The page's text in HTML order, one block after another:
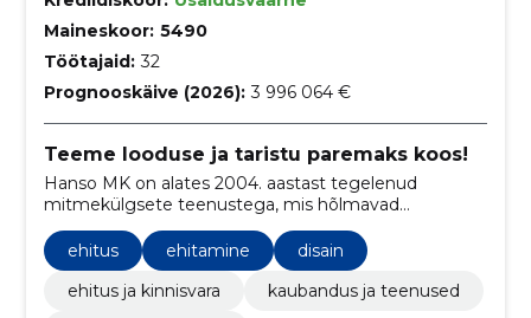
Maineskoor: 5490
Töötajaid: 32
Prognooskäive (2026): 3 996 064 €
Teeme looduse ja taristu paremaks koos!
Hanso MK on alates 2004. aastast tegelenud
mitmekülgsete teenustega, mis hõlmavad
metsaraiet, ehitustöid, maaparandust, teede- ja
sillaehitust ning palju muud, pakkudes
professionaalset abi metsa- ja
põllumajandusvaldkonnas ning
ehitus ehitamine
disain
ehitus ja kinnisvara
kaubandus ja teenused